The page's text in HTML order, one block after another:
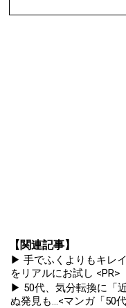
【関連記事】
▶ 手でふくよりもキレ
をリアルにお試し <PR>
▶ 50代、気分転換に「
ぬ発見も...<マンガ「50